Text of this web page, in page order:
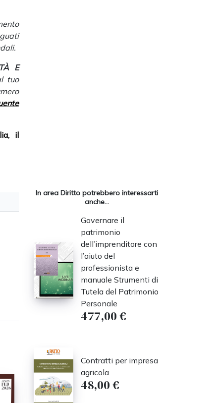
E
tuo
il
In area Diritto potrebbero interessarti
anche...
Governare il
patrimonio
dell’imprenditore con
l’aiuto del
professionista e
manuale Strumenti di
Tutela del Patrimonio
Personale
477,00 €
Contratti per impresa
agricola
48,00 €